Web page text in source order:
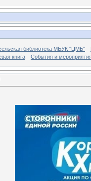
библиотека МБУК "ЦМБ"
книга События и